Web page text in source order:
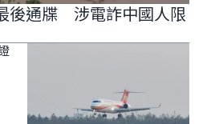
後通牒 涉電詐中國人限